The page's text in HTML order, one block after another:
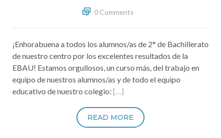
0 Comments
¡Enhorabuena a todos los alumnos/as de 2° de Bachillerato
de nuestro centro por los excelentes resultados de la
EBAU! Estamos orgullosos, un curso más, del trabajo en
equipo de nuestros alumnos/as y de todo el equipo
educativo de nuestro colegio: […]
READ MORE